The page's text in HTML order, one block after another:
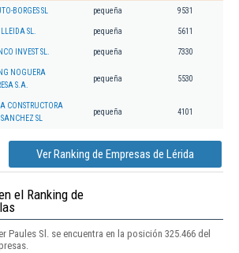
BORGES SL pequeña 9531
LLEIDA SL. pequeña 5611
INVEST SL. pequeña 7330
NOGUERA
S.A.
pequeña 5530
CONSTRUCTORA
SANCHEZ SL
pequeña 4101
Ver Ranking de Empresas de Lérida
el Ranking de
Paules Sl. se encuentra en la posición 325.466 del